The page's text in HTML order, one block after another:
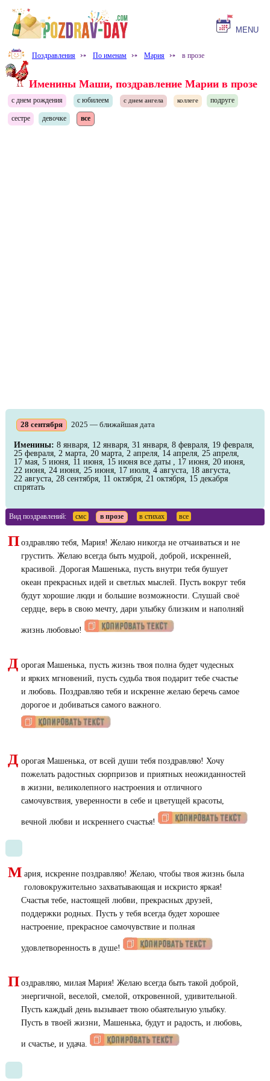
MENU
Поздравления ⤐ По именам ⤐ Мария ⤐ в прозе
Именины Маши, поздравление Марии в прозе
с днем рождения с юбилеем с днем ангела коллеге подруге
сестре девочке все
28 сентября 2025 — ближайшая дата
Именины: 8 января, 12 января, 31 января, 8 февраля, 19 февраля,
25 февраля, 2 марта, 20 марта, 2 апреля, 14 апреля, 25 апреля,
17 мая, 5 июня, 11 июня, 15 июня все даты
, 17 июня, 20 июня,
22 июня, 24 июня, 25 июня, 17 июля, 4 августа, 18 августа,
22 августа, 28 сентября, 11 октября, 21 октября, 15 декабря
спрятать
Вид поздравлений: смс в прозе в стихах все
П оздравляю тебя, Мария! Желаю никогда не отчаиваться и не
грустить. Желаю всегда быть мудрой, доброй, искренней,
красивой. Дорогая Машенька, пусть внутри тебя бушует
океан прекрасных идей и светлых мыслей. Пусть вокруг тебя
будут хорошие люди и большие возможности. Слушай своё
сердце, верь в свою мечту, дари улыбку близким и наполняй
жизнь любовью!
Д орогая Машенька, пусть жизнь твоя полна будет чудесных
и ярких мгновений, пусть судьба твоя подарит тебе счастье
и любовь. Поздравляю тебя и искренне желаю беречь самое
дорогое и добиваться самого важного.
Д орогая Машенька, от всей души тебя поздравляю! Хочу
пожелать радостных сюрпризов и приятных неожиданностей
в жизни, великолепного настроения и отличного
самочувствия, уверенности в себе и цветущей красоты,
вечной любви и искреннего счастья!
М ария, искренне поздравляю! Желаю, чтобы твоя жизнь была
головокружительно захватывающая и искристо яркая!
Счастья тебе, настоящей любви, прекрасных друзей,
поддержки родных. Пусть у тебя всегда будет хорошее
настроение, прекрасное самочувствие и полная
удовлетворенность в душе!
П оздравляю, милая Мария! Желаю всегда быть такой доброй,
энергичной, веселой, смелой, откровенной, удивительной.
Пусть каждый день вызывает твою обаятельную улыбку.
Пусть в твоей жизни, Машенька, будут и радость, и любовь,
и счастье, и удача.